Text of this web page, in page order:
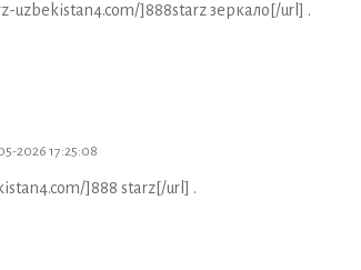
uzbekistan4.com/]888starz зеркало[/url] .
2026 17:25:08
]888 starz[/url] .